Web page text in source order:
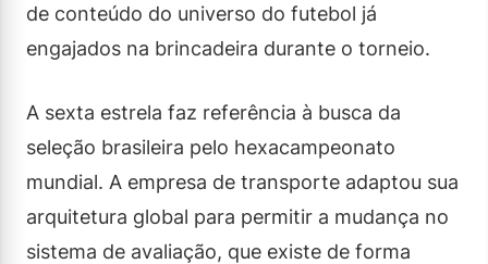
de conteúdo do universo do futebol já
engajados na brincadeira durante o torneio.
A sexta estrela faz referência à busca da
seleção brasileira pelo hexacampeonato
mundial. A empresa de transporte adaptou sua
arquitetura global para permitir a mudança no
sistema de avaliação, que existe de forma